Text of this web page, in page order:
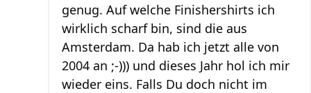
genug. Auf welche Finishershirts ich
wirklich scharf bin, sind die aus
Amsterdam. Da hab ich jetzt alle von
2004 an ;-))) und dieses Jahr hol ich mir
wieder eins. Falls Du doch nicht im